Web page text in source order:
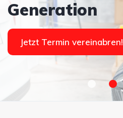
Generation
Jetzt Termin vereinabren!